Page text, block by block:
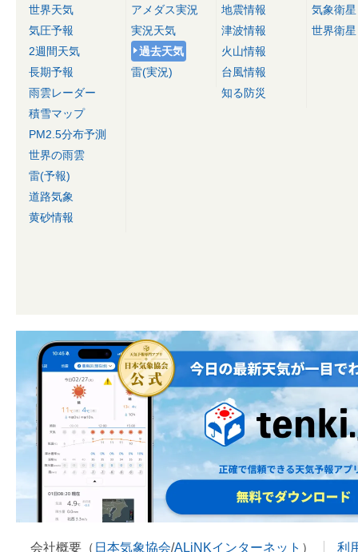
世界天気
気圧予報
2週間天気
長期予報
雨雲レーダー
積雪マップ
PM2.5分布予測
世界の雨雲
雷(予報)
道路気象
黄砂情報
アメダス実況
実況天気
過去天気
雷(実況)
地震情報
津波情報
火山情報
台風情報
知る防災
気象衛星
世界衛星
会社概要（ 日本気象協会/ALiNKインターネット ） 利